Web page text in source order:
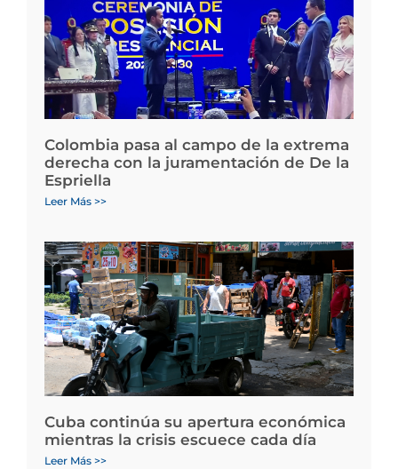
Colombia pasa al campo de la extrema
derecha con la juramentación de De la
Espriella
Leer Más >>
Cuba continúa su apertura económica
mientras la crisis escuece cada día
Leer Más >>